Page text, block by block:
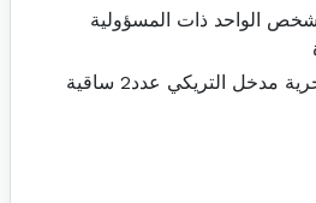
الواحد ذات المسؤولية
شارع الحرية مدخل التريكي عدد2 ساقية